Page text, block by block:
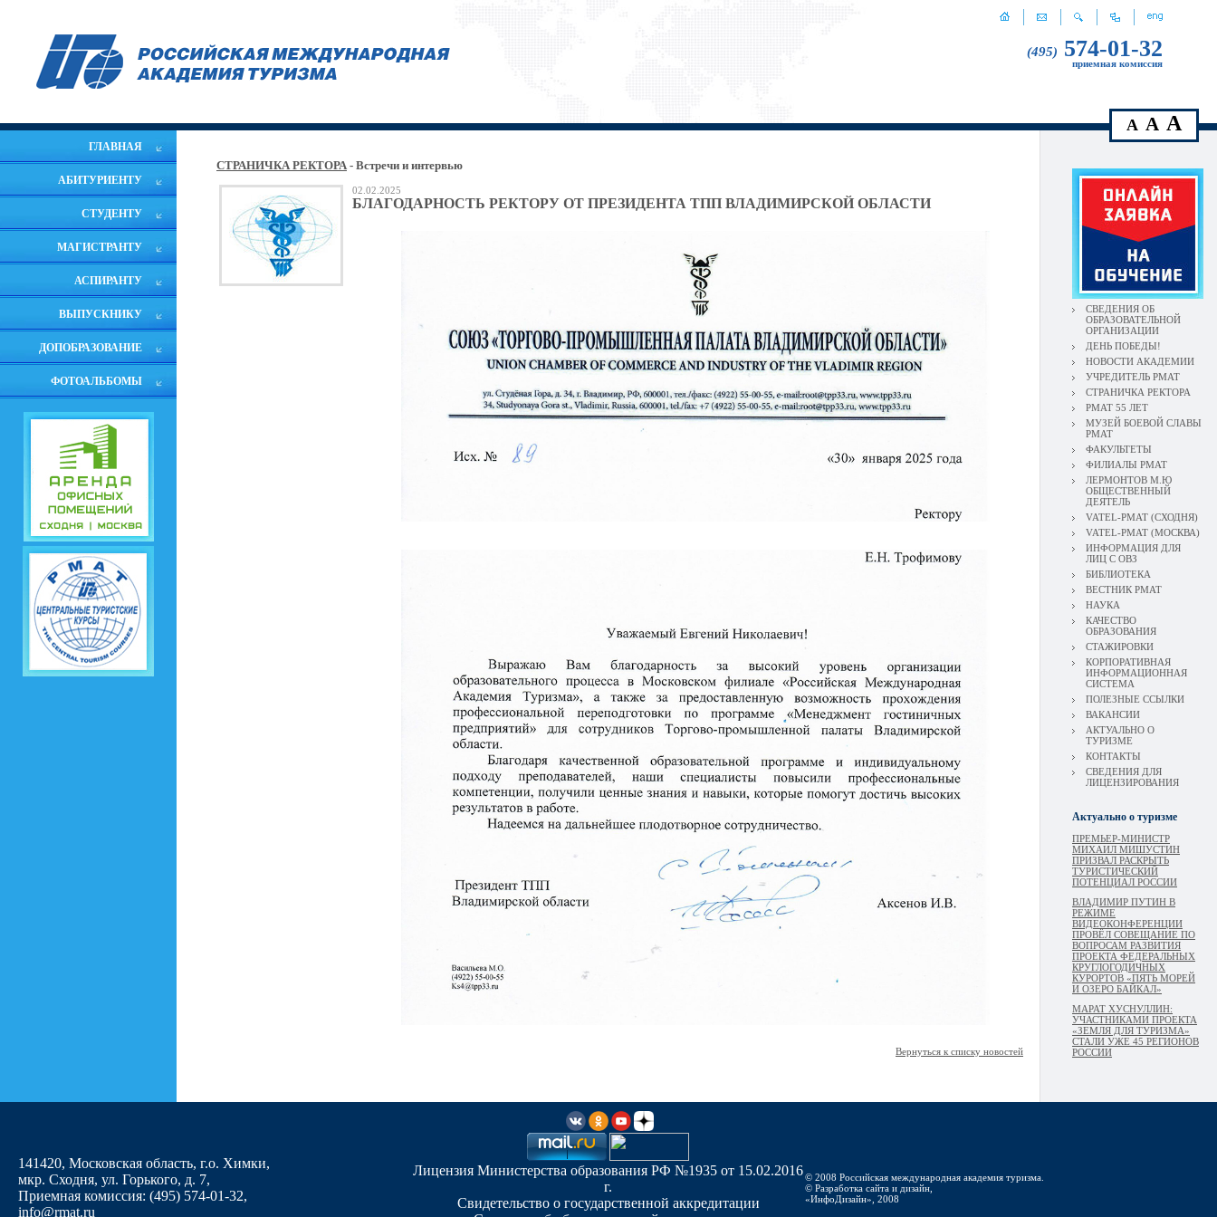
(495) 574-01-32
приемная комиссия
ГЛАВНАЯ
АБИТУРИЕНТУ
СТУДЕНТУ
МАГИСТРАНТУ
АСПИРАНТУ
ВЫПУСКНИКУ
ДОПОБРАЗОВАНИЕ
ФОТОАЛЬБОМЫ
A A A
СТРАНИЧКА РЕКТОРА- Встречи и интервью
02.02.2025
БЛАГОДАРНОСТЬ РЕКТОРУ ОТ ПРЕЗИДЕНТА ТПП ВЛАДИМИРСКОЙ ОБЛАСТИ
Вернуться к списку новостей
СВЕДЕНИЯ ОБ
ОБРАЗОВАТЕЛЬНОЙ
ОРГАНИЗАЦИИ
ДЕНЬ ПОБЕДЫ!
НОВОСТИ АКАДЕМИИ
УЧРЕДИТЕЛЬ РМАТ
СТРАНИЧКА РЕКТОРА
РМАТ 55 ЛЕТ
МУЗЕЙ БОЕВОЙ СЛАВЫ
РМАТ
ФАКУЛЬТЕТЫ
ФИЛИАЛЫ РМАТ
ЛЕРМОНТОВ М.Ю
ОБЩЕСТВЕННЫЙ
ДЕЯТЕЛЬ
VATEL-РМАТ (СХОДНЯ)
VATEL-РМАТ (МОСКВА)
ИНФОРМАЦИЯ ДЛЯ
ЛИЦ С ОВЗ
БИБЛИОТЕКА
ВЕСТНИК РМАТ
НАУКА
КАЧЕСТВО
ОБРАЗОВАНИЯ
СТАЖИРОВКИ
КОРПОРАТИВНАЯ
ИНФОРМАЦИОННАЯ
СИСТЕМА
ПОЛЕЗНЫЕ ССЫЛКИ
ВАКАНСИИ
АКТУАЛЬНО О
ТУРИЗМЕ
КОНТАКТЫ
СВЕДЕНИЯ ДЛЯ
ЛИЦЕНЗИРОВАНИЯ
Актуально о туризме
ПРЕМЬЕР-МИНИСТР
МИХАИЛ МИШУСТИН
ПРИЗВАЛ РАСКРЫТЬ
ТУРИСТИЧЕСКИЙ
ПОТЕНЦИАЛ РОССИИ
ВЛАДИМИР ПУТИН В
РЕЖИМЕ
ВИДЕОКОНФЕРЕНЦИИ
ПРОВЁЛ СОВЕЩАНИЕ ПО
ВОПРОСАМ РАЗВИТИЯ
ПРОЕКТА ФЕДЕРАЛЬНЫХ
КРУГЛОГОДИЧНЫХ
КУРОРТОВ «ПЯТЬ МОРЕЙ
И ОЗЕРО БАЙКАЛ»
МАРАТ ХУСНУЛЛИН:
УЧАСТНИКАМИ ПРОЕКТА
«ЗЕМЛЯ ДЛЯ ТУРИЗМА»
СТАЛИ УЖЕ 45 РЕГИОНОВ
РОССИИ
141420, Московская область, г.о. Химки,
мкр. Сходня, ул. Горького, д. 7,
Приемная комиссия: (495) 574-01-32,
info@rmat.ru
Лицензия Министерства образования РФ №1935 от 15.02.2016
г.
Свидетельство о государственной аккредитации
© 2008 Российская международная академия туризма.
© Разработка сайта и дизайн,
«ИнфоДизайн», 2008